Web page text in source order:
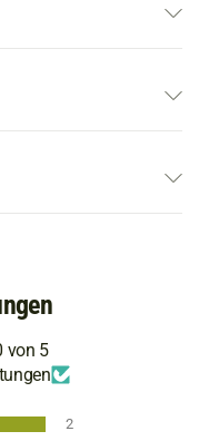
von 5
2